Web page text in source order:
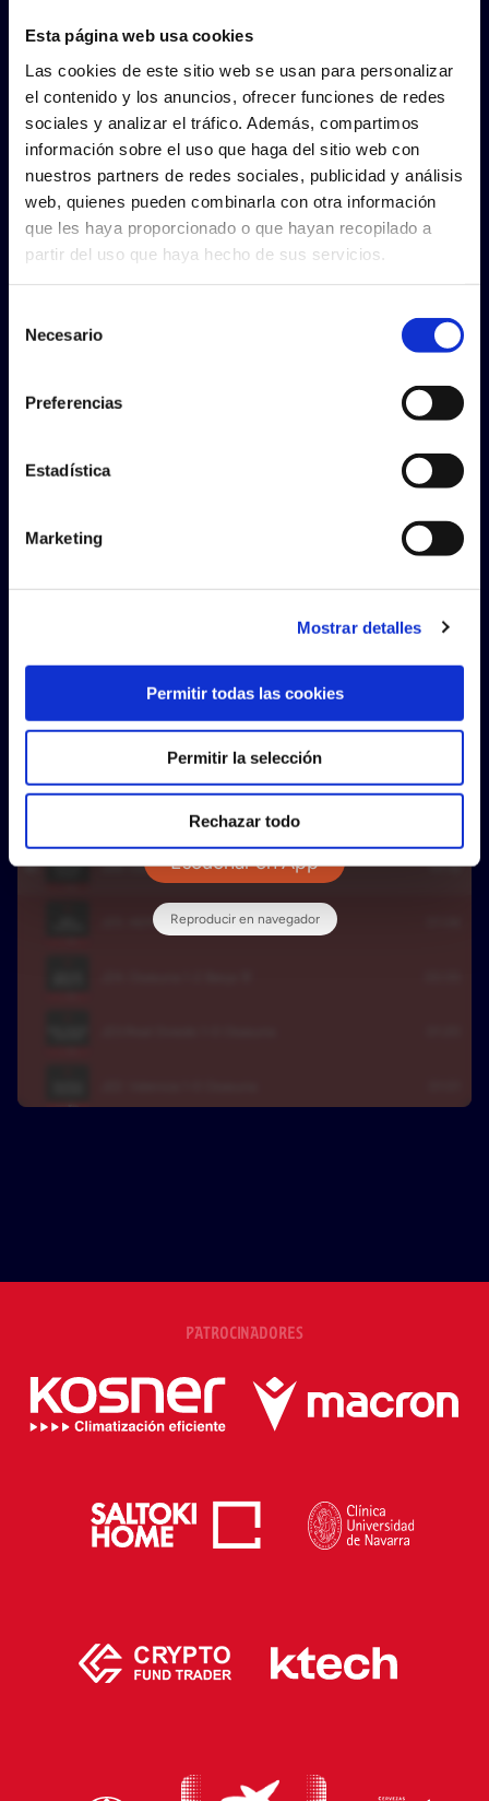
Esta página web usa cookies
Las cookies de este sitio web se usan para personalizar
el contenido y los anuncios, ofrecer funciones de redes
sociales y analizar el tráfico. Además, compartimos
información sobre el uso que haga del sitio web con
nuestros partners de redes sociales, publicidad y análisis
web, quienes pueden combinarla con otra información
que les haya proporcionado o que hayan recopilado a
partir del uso que haya hecho de sus servicios.
Necesario
Preferencias
Estadística
Marketing
Mostrar detalles
Permitir todas las cookies
Permitir la selección
Rechazar todo
OSASUNA PROMESAS
PATROCINADORES